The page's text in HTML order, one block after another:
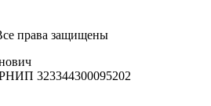
права защищены
323344300095202